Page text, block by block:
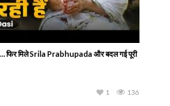
फिर मिले Srila Prabhupada और बदल गई पूरी
136
1